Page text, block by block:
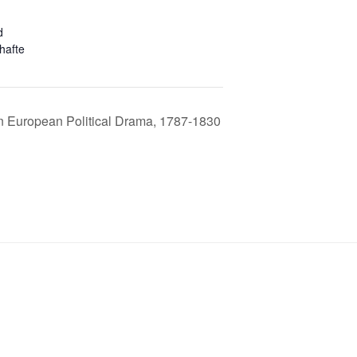
Political Drama, 1787-1830